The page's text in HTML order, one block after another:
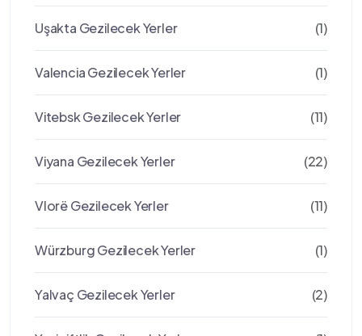
Uşakta Gezilecek Yerler (1)
Valencia Gezilecek Yerler (1)
Vitebsk Gezilecek Yerler (11)
Viyana Gezilecek Yerler (22)
Vlorë Gezilecek Yerler (11)
Würzburg Gezilecek Yerler (1)
Yalvaç Gezilecek Yerler (2)